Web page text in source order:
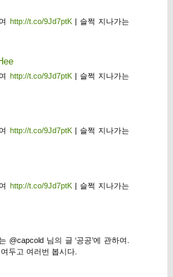
http://t.co/9Jd7ptK| 슬쩍 지나가는
http://t.co/9Jd7ptK| 슬쩍 지나가는
http://t.co/9Jd7ptK| 슬쩍 지나가는
http://t.co/9Jd7ptK| 슬쩍 지나가는
@capcold 님의 글 ‘공공’에 관하여.
두고 여러번 봅시다.